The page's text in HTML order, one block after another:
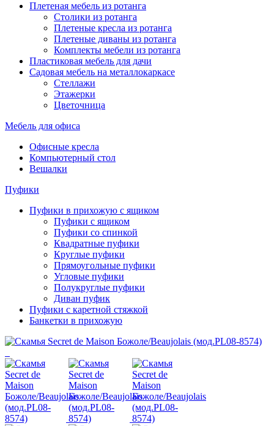
Плетеная мебель из ротанга
Столики из ротанга
Плетеные кресла из ротанга
Плетеные диваны из ротанга
Комплекты мебели из ротанга
Пластиковая мебель для дачи
Садовая мебель на металлокаркасе
Стеллажи
Этажерки
Цветочница
Мебель для офиса
Офисные кресла
Компьютерный стол
Вешалки
Пуфики
Пуфики в прихожую с ящиком
Пуфики с ящиком
Пуфики со спинкой
Квадратные пуфики
Круглые пуфики
Прямоугольные пуфики
Угловые пуфики
Полукруглые пуфики
Диван пуфик
Пуфики с каретной стяжкой
Банкетки в прихожую